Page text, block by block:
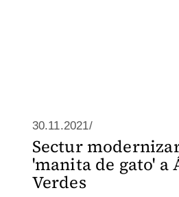
30.11.2021/
Sectur
'manita de gato' a
Verdes